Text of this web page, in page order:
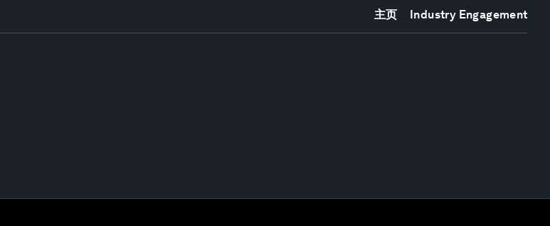
主页 Industry Engagement